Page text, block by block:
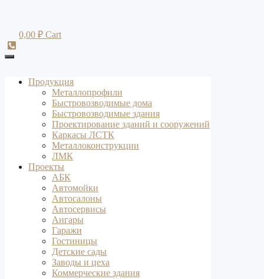
0,00 ₽ Cart
Продукция
Металлопрофили
Быстровозводимые дома
Быстровозводимые здания
Проектирование зданий и сооружений
Каркасы ЛСТК
Металлоконструкции
ЛМК
Проекты
АБК
Автомойки
Автосалоны
Автосервисы
Ангары
Гаражи
Гостиницы
Детские сады
Заводы и цеха
Коммерческие здания